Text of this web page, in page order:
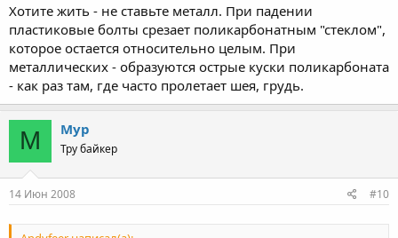
Хотите жить - не ставьте металл. При падении
пластиковые болты срезает поликарбонатным "стеклом",
которое остается относительно целым. При
металлических - образуются острые куски поликарбоната
- как раз там, где часто пролетает шея, грудь.
М Мур
Тру байкер
14 Июн 2008 #10